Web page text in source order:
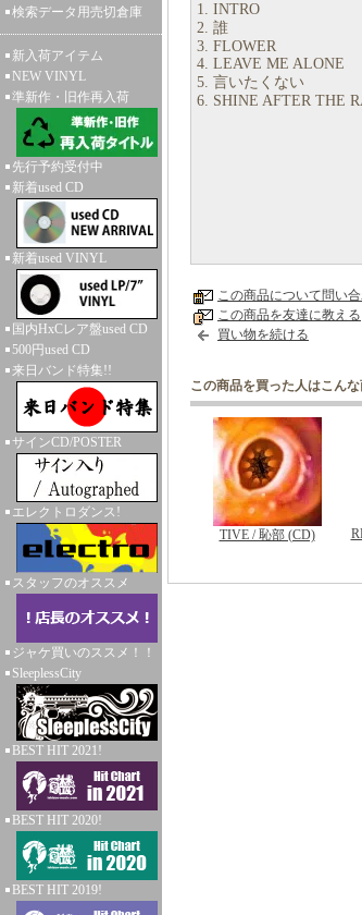
検索データ用売切倉庫
新入荷アイテム
NEW VINYL
準新作・旧作再入荷
先行予約受付中
新着used CD
新着used VINYL
国内HxCレア盤used CD
500円used CD
来日バンド特集!!
サインCD/POSTER
エレクトロダンス!
スタッフのオススメ
ジャケ買いのススメ！！
SleeplessCity
BEST HIT 2021!
BEST HIT 2020!
BEST HIT 2019!
1. INTRO
2. 誰
3. FLOWER
4. LEAVE ME ALONE
5. 言いたくない
6. SHINE AFTER THE
この商品について問い
この商品を友達に教える
買い物を続ける
この商品を買った人はこん
TIVE / 恥部 (CD)